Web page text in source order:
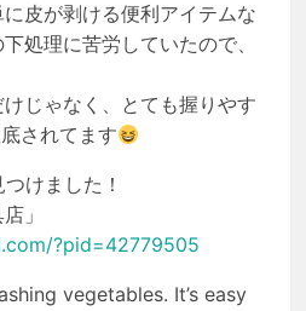
皮が剥ける便利アイテムな
処理に苦労していたので、
じゃなく、とても握りやす
されてます
けました！
」
?pid=42779505
vegetables. It’s easy